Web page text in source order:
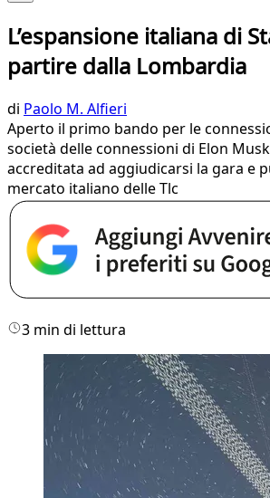
L’espansione italiana di
partire dalla Lombardia
di Paolo M. Alfieri
Aperto il primo bando per le
società delle connessioni di Elon
accreditata ad aggiudicarsi la gara e
mercato italiano delle Tlc
3 min di lettura